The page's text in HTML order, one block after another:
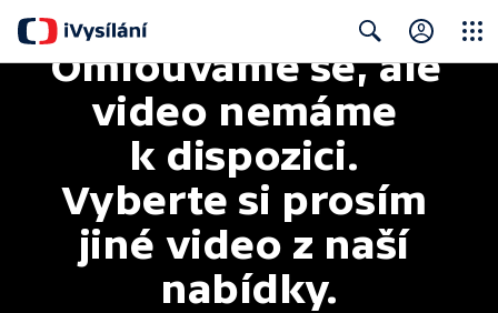
Search
Omlouváme se, ale
video nemáme
k dispozici.
Vyberte si prosím
jiné video z naší
nabídky.